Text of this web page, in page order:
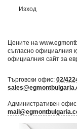
Изход
Цените на
съгласно официалния
официалния сайт за
Търговски офис: 02/
Административен